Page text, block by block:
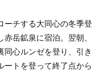
ーチする大同心の冬季登
岳鉱泉に宿泊。翌朝、
同心ルンゼを登り、引き
ートを登って終了点から